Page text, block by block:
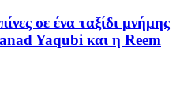
σε ένα ταξίδι μνήμης
Yaqubi και η Reem